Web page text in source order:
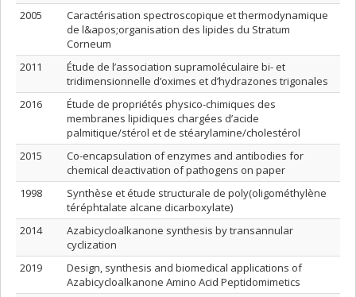
2005
Caractérisation spectroscopique et thermodynamique
de l&apos;organisation des lipides du Stratum
Corneum
2011
Étude de l’association supramoléculaire bi- et
tridimensionnelle d’oximes et d’hydrazones trigonales
2016
Étude de propriétés physico-chimiques des
membranes lipidiques chargées d’acide
palmitique/stérol et de stéarylamine/cholestérol
2015
Co-encapsulation of enzymes and antibodies for
chemical deactivation of pathogens on paper
1998
Synthèse et étude structurale de poly(oligométhylène
téréphtalate alcane dicarboxylate)
2014
Azabicycloalkanone synthesis by transannular
cyclization
2019
Design, synthesis and biomedical applications of
Azabicycloalkanone Amino Acid Peptidomimetics